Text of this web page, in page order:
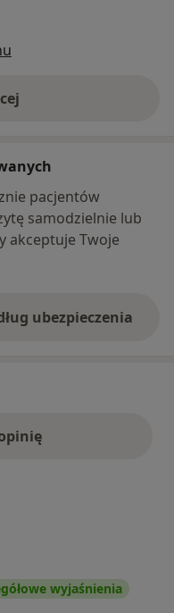
pacjentów
samodzielnie lub
akceptuje Twoje
ubezpieczenia
wyjaśnienia